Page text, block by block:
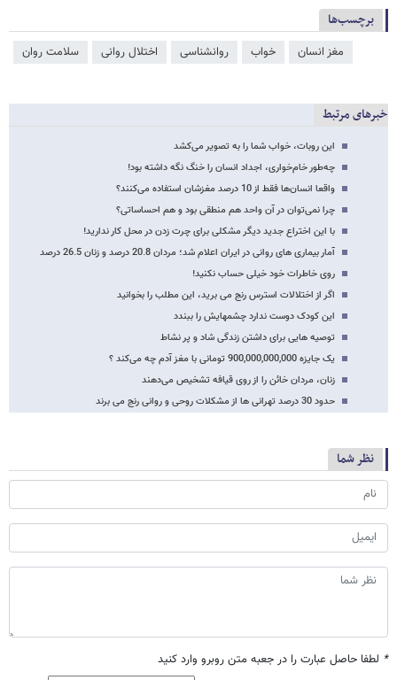
برچسب‌ها
مغز انسان خواب روانشناسی اختلال روانی سلامت روان
خبرهای مرتبط
این روبات، خواب شما را به تصویر می‌کشد
چه‌طور خام‌خواری، اجداد انسان را خنگ نگه داشته بود!
واقعا انسان‌ها فقط از 10 درصد مغزشان استفاده می‌کنند؟
چرا نمی‌توان در آن واحد هم منطقی بود و هم احساساتی؟
با این اختراع جدید دیگر مشکلی برای چرت زدن در محل کار ندارید!
آمار بیماری های روانی در ایران اعلام شد؛ مردان 20.8 درصد و زنان 26.5 درصد
روی خاطرات خود خیلی حساب نکنید!
اگر از اختلالات استرس رنج می برید، این مطلب را بخوانید
این کودک دوست ندارد چشمهایش را ببندد
توصیه هایی برای داشتن زندگی شاد و پر نشاط
یک جایزه 900,000,000,000 تومانی با مغز آدم چه می‌کند ؟
زنان، مردان خائن را از روی قیافه تشخیص می‌دهند
حدود 30 درصد تهرانی ها از مشکلات روحی و روانی رنج می برند
نظر شما
* لطفا حاصل عبارت را در جعبه متن روبرو وارد کنید